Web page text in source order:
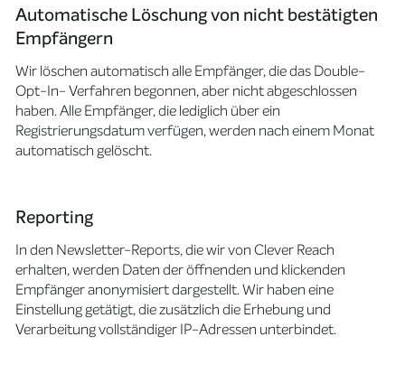
Automatische Löschung von nicht bestätigten
Empfängern
Wir löschen automatisch alle Empfänger, die das Double-
Opt-In- Verfahren begonnen, aber nicht abgeschlossen
haben. Alle Empfänger, die lediglich über ein
Registrierungsdatum verfügen, werden nach einem Monat
automatisch gelöscht.
Reporting
In den Newsletter-Reports, die wir von Clever Reach
erhalten, werden Daten der öffnenden und klickenden
Empfänger anonymisiert dargestellt. Wir haben eine
Einstellung getätigt, die zusätzlich die Erhebung und
Verarbeitung vollständiger IP-Adressen unterbindet.